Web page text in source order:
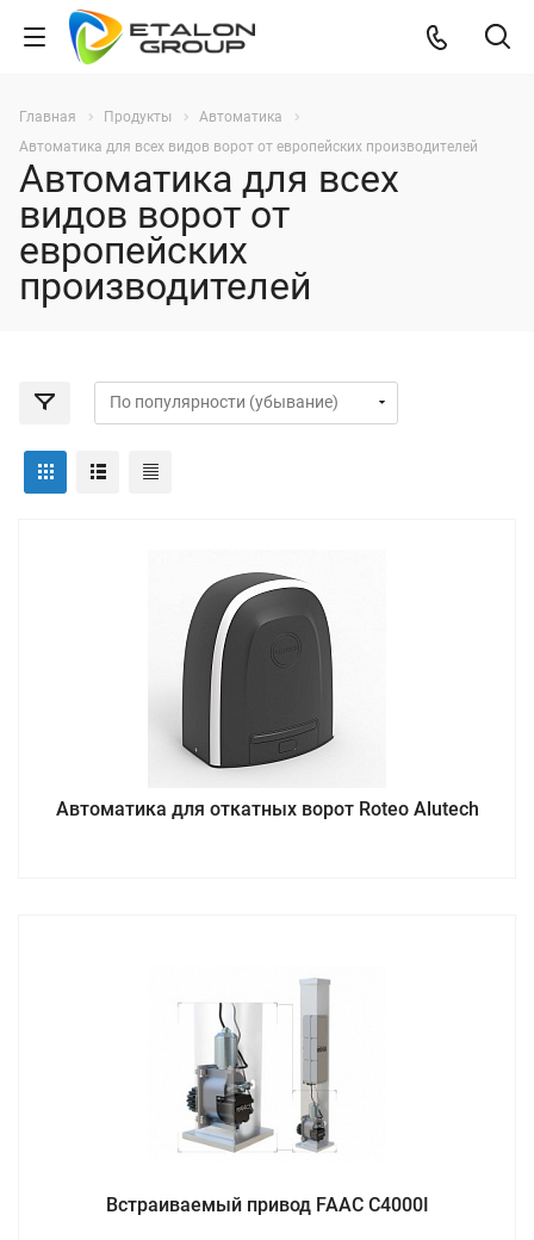
Главная Продукты
Автоматика
Автоматика для всех видов ворот от европейских производителей
Автоматика для всех
видов ворот от
европейских
производителей
Автоматика для откатных ворот Roteo Alutech
Встраиваемый привод FAAC С4000I